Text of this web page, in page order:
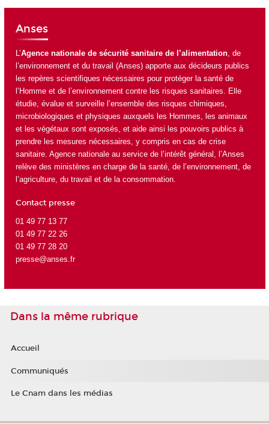
Anses
L’Agence nationale de sécurité sanitaire de l’alimentation, de
l’environnement et du travail (Anses) apporte aux décideurs publics
les repères scientifiques nécessaires pour protéger la santé de
l’Homme et de l’environnement contre les risques sanitaires. Elle
étudie, évalue et surveille l’ensemble des risques chimiques,
microbiologiques et physiques auxquels les Hommes, les animaux
et les végétaux sont exposés, et aide ainsi les pouvoirs publics à
prendre les mesures nécessaires, y compris en cas de crise
sanitaire. Agence nationale au service de l’intérêt général, l’Anses
relève des ministères en charge de la santé, de l’environnement, de
l’agriculture, du travail et de la consommation.
Contact presse
01 49 77 13 77
01 49 77 22 26
01 49 77 28 20
presse@anses.fr
Dans la même rubrique
Accueil
Communiqués
Le Cnam dans les médias